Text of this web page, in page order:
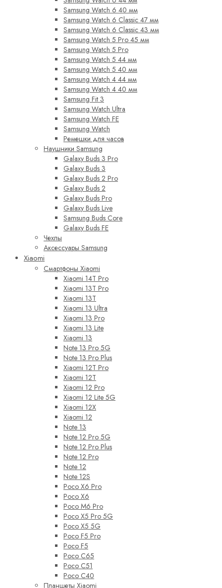
Samsung Watch 6 40 мм
Samsung Watch 6 Classic 47 мм
Samsung Watch 6 Classic 43 мм
Samsung Watch 5 Pro 45 мм
Samsung Watch 5 Pro
Samsung Watch 5 44 мм
Samsung Watch 5 40 мм
Samsung Watch 4 44 мм
Samsung Watch 4 40 мм
Samsung Fit 3
Samsung Watch Ultra
Samsung Watch FE
Samsung Watch
Ремешки для часов
Наушники Samsung
Galaxy Buds 3 Pro
Galaxy Buds 3
Galaxy Buds 2 Pro
Galaxy Buds 2
Galaxy Buds Pro
Galaxy Buds Live
Samsung Buds Core
Galaxy Buds FE
Чехлы
Аксессуары Samsung
Xiaomi
Смартфоны Xiaomi
Xiaomi 14T Pro
Xiaomi 13T Pro
Xiaomi 13T
Xiaomi 13 Ultra
Xiaomi 13 Pro
Xiaomi 13 Lite
Xiaomi 13
Note 13 Pro 5G
Note 13 Pro Plus
Xiaomi 12T Pro
Xiaomi 12T
Xiaomi 12 Pro
Xiaomi 12 Lite 5G
Xiaomi 12X
Xiaomi 12
Note 13
Note 12 Pro 5G
Note 12 Pro Plus
Note 12 Pro
Note 12
Note 12S
Poco X6 Pro
Poco X6
Poco M6 Pro
Poco X5 Pro 5G
Poco X5 5G
Poco F5 Pro
Poco F5
Poco C65
Poco C51
Poco C40
Планшеты Xiaomi